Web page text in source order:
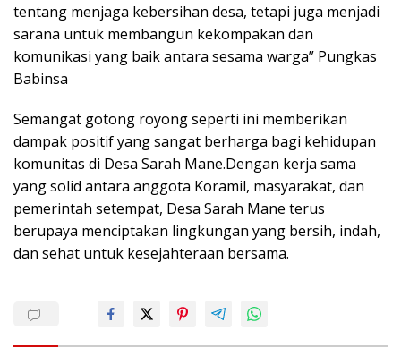
tentang menjaga kebersihan desa, tetapi juga menjadi
sarana untuk membangun kekompakan dan
komunikasi yang baik antara sesama warga” Pungkas
Babinsa
Semangat gotong royong seperti ini memberikan
dampak positif yang sangat berharga bagi kehidupan
komunitas di Desa Sarah Mane.Dengan kerja sama
yang solid antara anggota Koramil, masyarakat, dan
pemerintah setempat, Desa Sarah Mane terus
berupaya menciptakan lingkungan yang bersih, indah,
dan sehat untuk kesejahteraan bersama.